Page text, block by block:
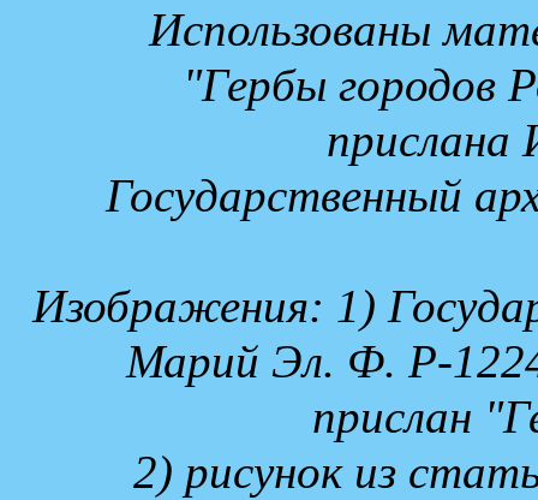
Использованы
"Гербы городов
прислана
Государственный
Изображения: 1)
Марий Эл. Ф. Р-
прислан
2) рисунок из